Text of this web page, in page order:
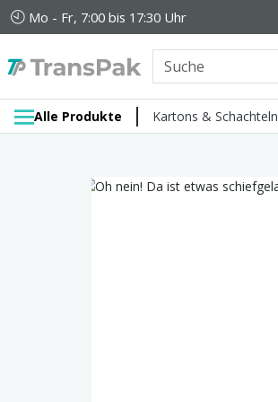
Mo - Fr, 7:00 bis 17:30 Uhr
Alle Produkte Kartons & Schachteln